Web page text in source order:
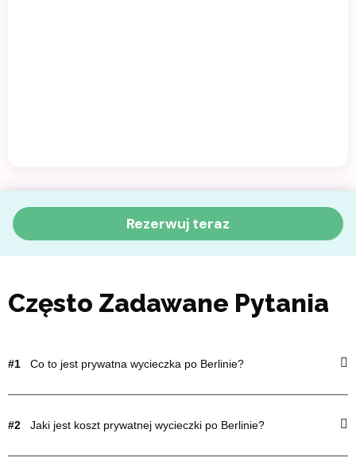
Rezerwuj teraz
Często Zadawane Pytania
#1 Co to jest prywatna wycieczka po Berlinie?
#2 Jaki jest koszt prywatnej wycieczki po Berlinie?